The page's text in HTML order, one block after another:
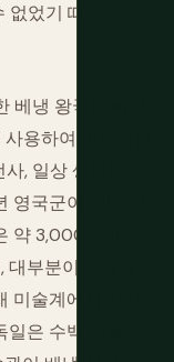
었기 때문입니
베냉 왕국은 베냉
용하여 만들어진
, 일상 생활을 묘
국군이 징벌 원
약 3,000점의 유
부분이 오늘날
술계에서 가장
은 수백 점을 반